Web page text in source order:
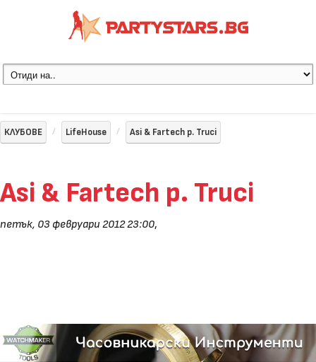
КЛУБОВЕ LifeHouse Asi & Fartech p. Truci
Asi & Fartech p. Truci
петък, 03 февруари 2012 23:00,